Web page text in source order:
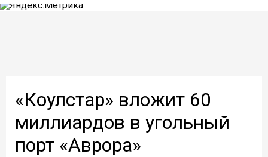
«Коулстар» вложит 60
миллиардов в угольный
порт «Аврора»